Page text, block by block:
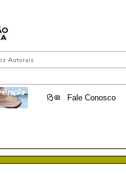
Fale Conosco